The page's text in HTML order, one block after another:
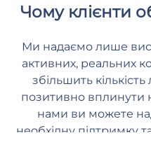
Чому клієнти
Ми надаємо лише
активних, реальних
збільшить
позитивно вплинути
нами ви можете
необхідну підтримку